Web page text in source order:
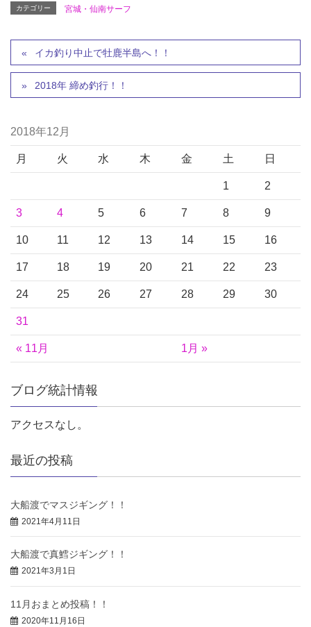
カテゴリー 宮城・仙南サーフ
イカ釣り中止で牡鹿半島へ！！
2018年 締め釣行！！
2018年12月
月 火 水 木 金 土 日
« 11月 1月 »
1 2
3 4 5 6 7 8 9
10 11 12 13 14 15 16
17 18 19 20 21 22 23
24 25 26 27 28 29 30
31
ブログ統計情報
アクセスなし。
最近の投稿
大船渡でマスジギング！！
2021年4月11日
大船渡で真鱈ジギング！！
2021年3月1日
11月おまとめ投稿！！
2020年11月16日